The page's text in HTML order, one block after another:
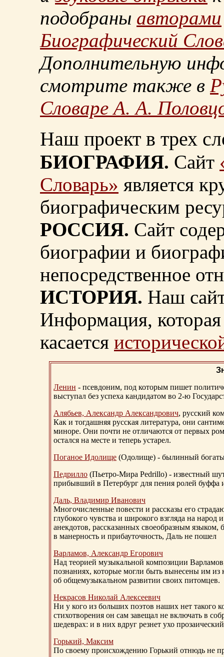
подобраны авторами
Биографический
Дополнительную
смотрите также в
Словаре А. А.
Наш проект в трех
БИОГРАФИЯ. Сайт
Словарь» является
биографическим
РОССИЯ. Сайт
биографии и
непосредственное
ИСТОРИЯ. Наш
Информация, которая
касается
Ленин - псевдоним, под которым пишет
выступал без успеха кандидатом во 2-ю
Алябьев, Александр Александрович, русский
Как и тогдашняя русская литература, они
миноре. Они почти не отличаются от первых
остался на месте и теперь устарел.
Поганое Идолище (Одолище) - былинный
Педрилло (Пьетро-Мира Pedrillo) - известный
прибывший в Петербург для пения ролей буффа
Даль, Владимир Иванович
Многочисленные повести и рассказы его
глубокого чувства и широкого взгляда на
анекдотов, рассказанных своеобразным
в манерность и прибауточность, Даль не пошел
Варламов, Александр Егорович
Над теорией музыкальной композиции
познаниях, которые могли быть вынесены им из
об общемузыкальном развитии своих питомцев.
Некрасов Николай Алексеевич
Ни у кого из больших поэтов наших нет такого
стихотворения он сам завещал не включать в
шедеврах: и в них вдруг резнет ухо
Горький, Максим
По своему происхождению Горький отнюдь не